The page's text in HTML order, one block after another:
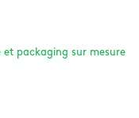
et packaging sur mesure